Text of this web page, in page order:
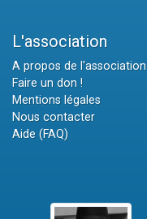
L'association
A propos de l'association
Faire un don !
Mentions légales
Nous contacter
Aide (FAQ)